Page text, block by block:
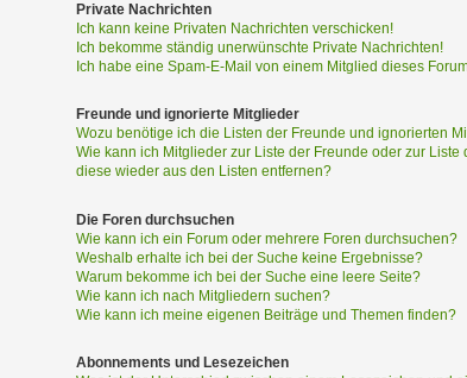
Private Nachrichten
Ich kann keine Privaten Nachrichten verschicken!
Ich bekomme ständig unerwünschte Private Nachrichten!
Ich habe eine Spam-E-Mail von einem Mitglied dieses
Freunde und ignorierte Mitglieder
Wozu benötige ich die Listen der Freunde und ignorierten
Wie kann ich Mitglieder zur Liste der Freunde oder zur
diese wieder aus den Listen entfernen?
Die Foren durchsuchen
Wie kann ich ein Forum oder mehrere Foren durchsuchen?
Weshalb erhalte ich bei der Suche keine Ergebnisse?
Warum bekomme ich bei der Suche eine leere Seite?
Wie kann ich nach Mitgliedern suchen?
Wie kann ich meine eigenen Beiträge und Themen finden?
Abonnements und Lesezeichen